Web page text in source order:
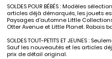
SOLDES POUR BÉBÉS : Modèles
articles déjà démarqués, les jouets
Paysages d'automne Little
Otter Avenue et Little Planet. Rabais
SOLDES TOUT-PETITS ET JEUNES :
Sauf les nouveautés et les articles
prix de détail original.